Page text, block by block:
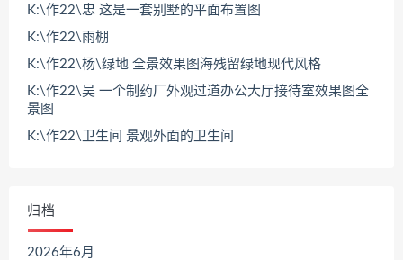
K:\作22\忠 这是一套别墅的平面布置图
K:\作22\雨棚
K:\作22\杨\绿地 全景效果图海残留绿地现代风格
K:\作22\吴 一个制药厂外观过道办公大厅接待室效果图全
景图
K:\作22\卫生间 景观外面的卫生间
归档
2026年6月